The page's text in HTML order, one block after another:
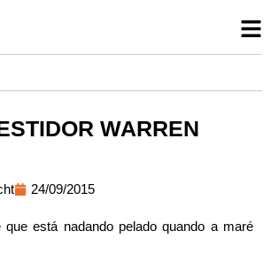
WARREN
24/09/2015
está nadando pelado quando a maré